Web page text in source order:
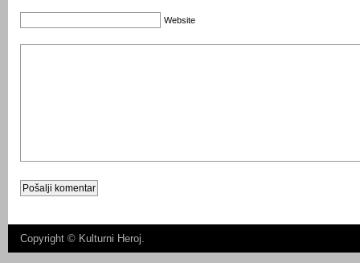
Website
Copyright © Kulturni Heroj.